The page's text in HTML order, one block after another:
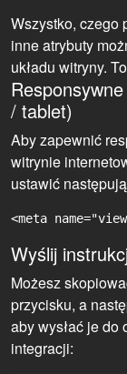
Wszystko, czego
inne atrybuty
układu witryny.
/ tablet)
Aby zapewnić
witrynie
ustawić
<meta
Wyślij
Możesz
przycisku, a
aby wysłać je
integracji: